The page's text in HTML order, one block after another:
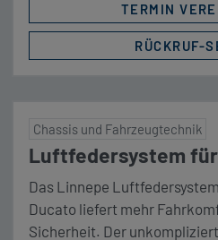
TERMIN
RÜCKRUF-
Chassis und Fahrzeugtechnik
Luftfedersystem
Das Linnepe
Ducato liefert mehr
Sicherheit. Der